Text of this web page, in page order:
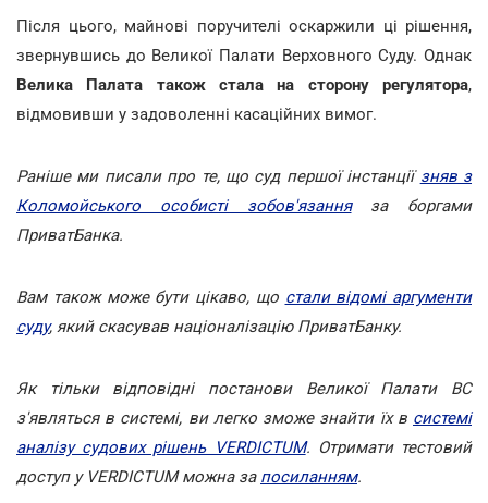
Після цього, майнові поручителі оскаржили ці рішення,
звернувшись до Великої Палати Верховного Суду. Однак
Велика Палата також стала на сторону регулятора,
відмовивши у задоволенні касаційних вимог.
Раніше ми писали про те, що суд першої інстанції зняв з
Коломойського особисті зобов'язанняза боргами
ПриватБанка.
Вам також може бути цікаво, що стали відомі аргументи
суду, який скасував націоналізацію ПриватБанку.
Як тільки відповідні постанови Великої Палати ВС
з'являться в системі, ви легко зможе знайти їх в системі
аналізу судових рішень VERDICTUM. Отримати тестовий
доступ у VERDICTUM можна за посиланням.